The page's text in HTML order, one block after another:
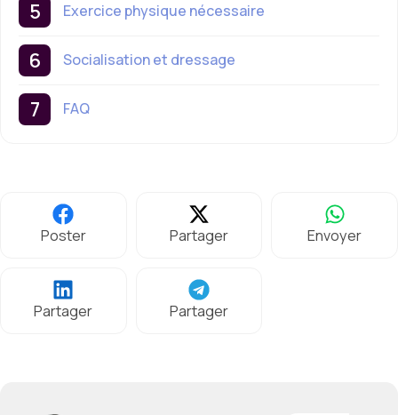
Exercice physique nécessaire
Socialisation et dressage
FAQ
Poster Partager Envoyer
Partager Partager